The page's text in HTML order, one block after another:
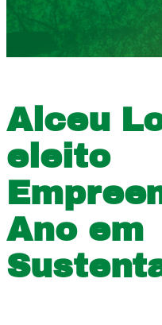
Alceu
eleito
Ano em